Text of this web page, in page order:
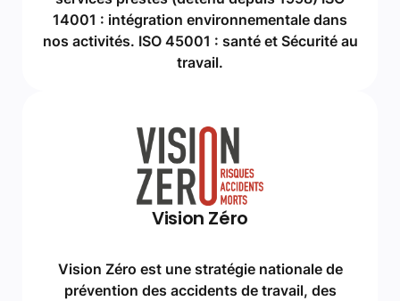
14001 : intégration environnementale dans
nos activités. ISO 45001 : santé et Sécurité au
travail.
Vision Zéro
Vision Zéro est une stratégie nationale de
prévention des accidents de travail, des